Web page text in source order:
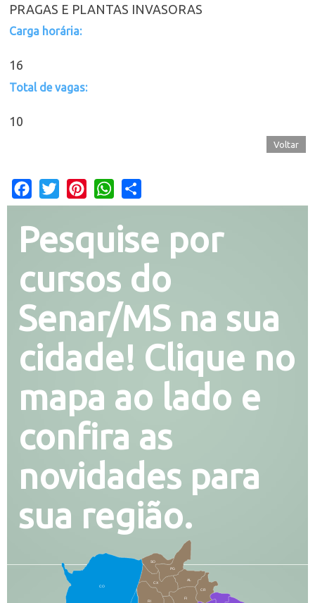
PRAGAS E PLANTAS INVASORAS
Carga horária:
16
Total de vagas:
10
Voltar
Facebook
Twitter PinterestWhatsApp
Pesquise por
cursos do
Senar/MS na sua
cidade! Clique no
mapa ao lado e
confira as
novidades para
sua região.
CO
CX
RI
AL
CR
FI
PG
SO